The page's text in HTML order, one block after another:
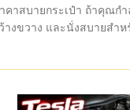
คาสบายกระเป๋า ถ้าคุณกำ
งขวาง และนั่งสบายสำห